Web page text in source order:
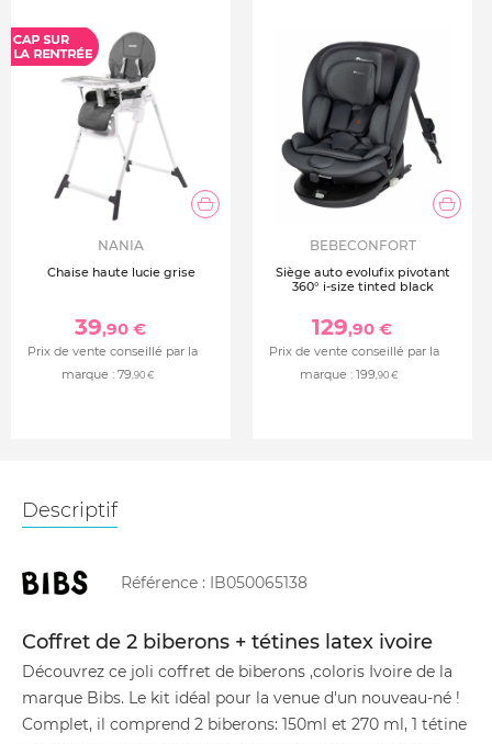
NANIA
Chaise haute lucie grise
39,90 €
Prix de vente conseillé par la
marque : 79,90 €
BEBECONFORT
Siège auto evolufix pivotant
360° i-size tinted black
129,90 €
Prix de vente conseillé par la
marque : 199,90 €
Descriptif
Référence : IB050065138
Coffret de 2 biberons + tétines latex ivoire
Découvrez ce joli coffret de biberons ,coloris Ivoire de la
marque Bibs. Le kit idéal pour la venue d'un nouveau-né !
Complet, il comprend 2 biberons: 150ml et 270 ml, 1 tétine